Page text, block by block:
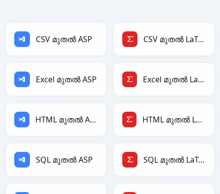
CSV മുതൽ ASP CSV മുതൽ LaTeX
Excel മുതൽ ASP Excel മുതൽ LaTeX
HTML മുതൽ ASP HTML മുതൽ LaTeX
SQL മുതൽ ASP SQL മുതൽ LaTeX